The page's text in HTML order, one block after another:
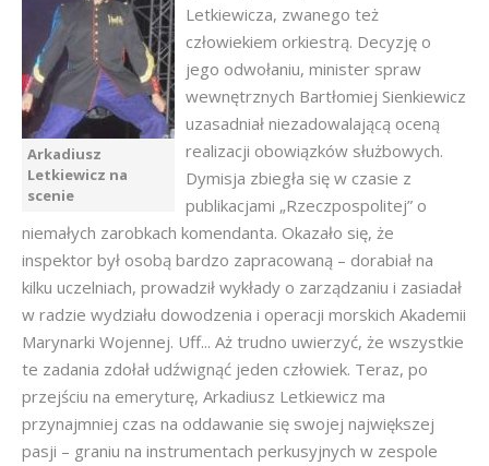
Arkadiusz
Letkiewicz na
scenie
Letkiewicza, zwanego też
człowiekiem orkiestrą. Decyzję o
jego odwołaniu, minister spraw
wewnętrznych Bartłomiej Sienkiewicz
uzasadniał niezadowalającą oceną
realizacji obowiązków służbowych.
Dymisja zbiegła się w czasie z
publikacjami „Rzeczpospolitej” o
niemałych zarobkach komendanta. Okazało się, że
inspektor był osobą bardzo zapracowaną – dorabiał na
kilku uczelniach, prowadził wykłady o zarządzaniu i zasiadał
w radzie wydziału dowodzenia i operacji morskich Akademii
Marynarki Wojennej. Uff... Aż trudno uwierzyć, że wszystkie
te zadania zdołał udźwignąć jeden człowiek. Teraz, po
przejściu na emeryturę, Arkadiusz Letkiewicz ma
przynajmniej czas na oddawanie się swojej największej
pasji – graniu na instrumentach perkusyjnych w zespole